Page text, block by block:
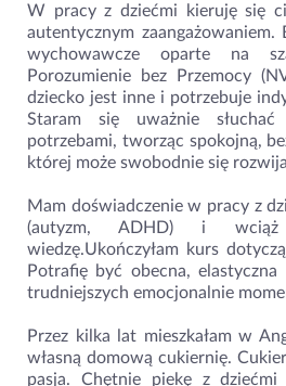
W pracy z dziećmi kieruję się
autentycznym zaangażowaniem.
wychowawcze oparte na
Porozumienie bez Przemocy
dziecko jest inne i potrzebuje
Staram się uważnie
potrzebami, tworząc spokojną,
której może swobodnie się
Mam doświadczenie w pracy z
(autyzm, ADHD) i wciąż
wiedzę.Ukończyłam kurs
Potrafię być obecna,
trudniejszych emocjonalnie
Przez kilka lat mieszkałam w
własną domową cukiernię.
pasja. Chętnie piekę z